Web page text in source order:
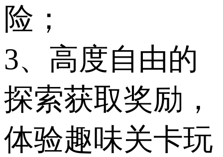
险；
3、高度自由的
探索获取奖励，
体验趣味关卡玩